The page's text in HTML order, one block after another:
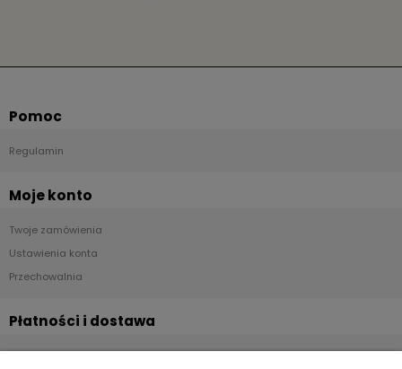
tapeta do hoteli i restauracji
łatwe i szybkie układanie ( klej nakładamy tylko na
Pomoc
Regulamin
Moje konto
Twoje zamówienia
Ustawienia konta
Przechowalnia
Płatności i dostawa
Formy płatności